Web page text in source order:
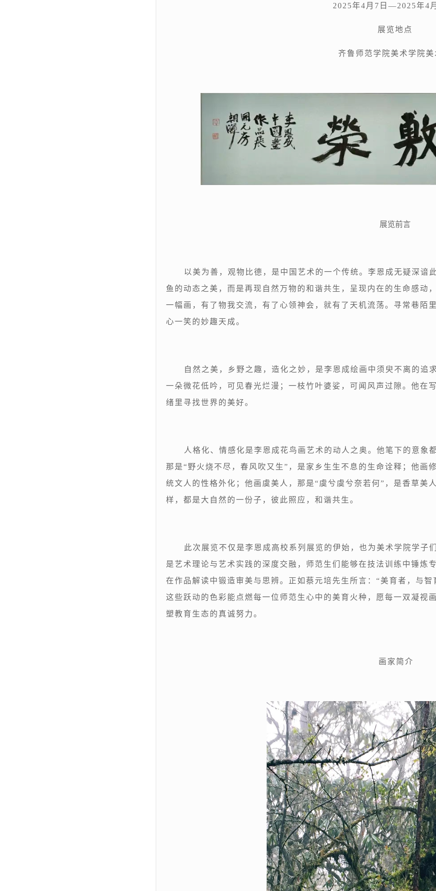
2025年4月7日—2025年4
展览地点
齐鲁师范学院美术学院
展览前言
以美为善，观物比德，是中国艺术的一个传统。李恩成无疑深谙
鱼的动态之美，而是再现自然万物的和谐共生，呈现内在的生命感动
一幅画，有了物我交流，有了心领神会，就有了天机流荡。寻常巷陌
心一笑的妙趣天成。
自然之美，乡野之趣，造化之妙，是李恩成绘画中须臾不离的追
一朵微花低吟，可见春光烂漫；一枝竹叶婆娑，可闻风声过隙。他在
绪里寻找世界的美好。
人格化、情感化是李恩成花鸟画艺术的动人之奥。他笔下的意象
那是“野火烧不尽，春风吹又生”，是家乡生生不息的生命诠释；他画
统文人的性格外化；他画虞美人，那是“虞兮虞兮奈若何”，是香草美
样，都是大自然的一份子，彼此照应，和谐共生。
此次展览不仅是李恩成高校系列展览的伊始，也为美术学院学子
是艺术理论与艺术实践的深度交融，师范生们能够在技法训练中锤炼
在作品解读中锻造审美与思辨。正如蔡元培先生所言：“美育者，与
这些跃动的色彩能点燃每一位师范生心中的美育火种，愿每一双凝视
塑教育生态的真诚努力。
画家简介